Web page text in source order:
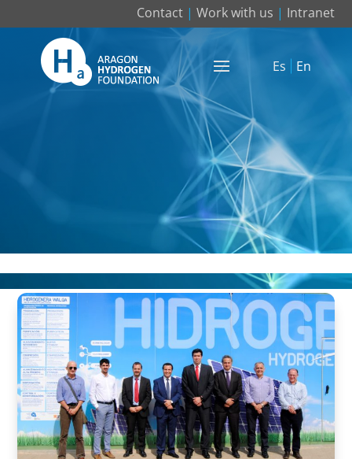
Contact| Work with us | Intranet
Es En